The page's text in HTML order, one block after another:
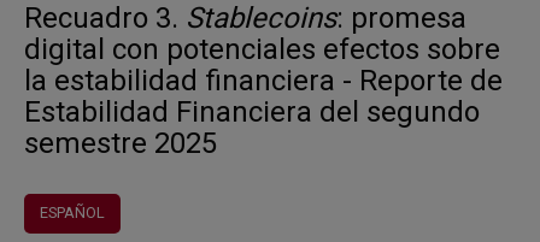
Recuadro 3. Stablecoins: promesa
digital con potenciales efectos sobre
la estabilidad financiera - Reporte de
Estabilidad Financiera del segundo
semestre 2025
ESPAÑOL